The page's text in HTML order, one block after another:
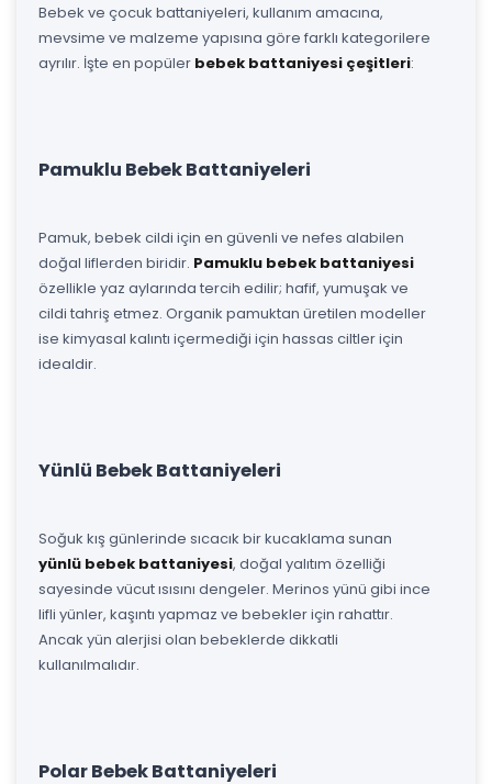
Bebek ve çocuk battaniyeleri, kullanım amacına,
mevsime ve malzeme yapısına göre farklı kategorilere
ayrılır. İşte en popüler bebek battaniyesi çeşitleri:
Pamuklu Bebek Battaniyeleri
Pamuk, bebek cildi için en güvenli ve nefes alabilen
doğal liflerden biridir. Pamuklu bebek battaniyesi
özellikle yaz aylarında tercih edilir; hafif, yumuşak ve
cildi tahriş etmez. Organik pamuktan üretilen modeller
ise kimyasal kalıntı içermediği için hassas ciltler için
idealdir.
Yünlü Bebek Battaniyeleri
Soğuk kış günlerinde sıcacık bir kucaklama sunan
yünlü bebek battaniyesi, doğal yalıtım özelliği
sayesinde vücut ısısını dengeler. Merinos yünü gibi ince
lifli yünler, kaşıntı yapmaz ve bebekler için rahattır.
Ancak yün alerjisi olan bebeklerde dikkatli
kullanılmalıdır.
Polar Bebek Battaniyeleri